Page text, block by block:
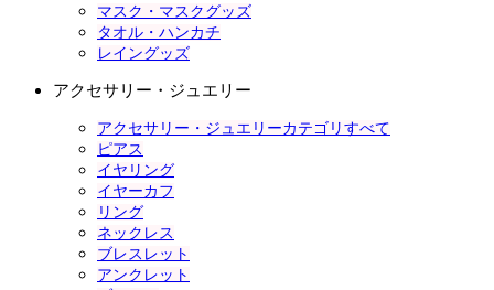
マスク・マスクグッズ
タオル・ハンカチ
レイングッズ
アクセサリー・ジュエリー
アクセサリー・ジュエリーカテゴリすべて
ピアス
イヤリング
イヤーカフ
リング
ネックレス
ブレスレット
アンクレット